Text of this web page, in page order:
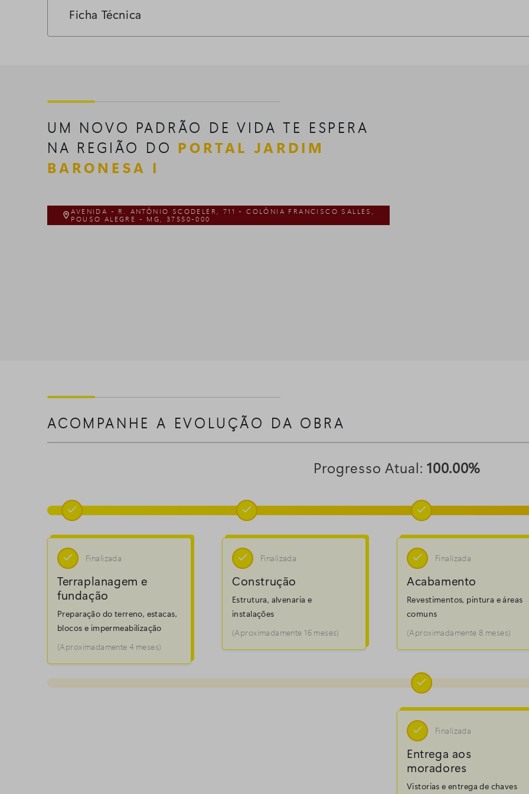
Ficha Técnica
UM NOVO PADRÃO DE VIDA TE ESPERA
NA REGIÃO DO PORTAL JARDIM
BARONESA I
AVENIDA - R. ANTÔNIO SCODELER, 711 - COLÔNIA FRANCISCO SALLES,
POUSO ALEGRE - MG, 37550-000
ACOMPANHE A EVOLUÇÃO DA OBRA
Progresso Atual:100.00%

 Finalizada
Terraplanagem e
fundação
Preparação do terreno, estacas,
blocos e impermeabilização
(Aproximadamente 4 meses)

 Finalizada
Construção
Estrutura, alvenaria e
instalações
(Aproximadamente 16 meses)

 Finalizada
Acabamento
Revestimentos, pintura e áreas
comuns
(Aproximadamente 8 meses)

 Finalizada
Entrega aos
moradores
Vistorias e entrega de chaves